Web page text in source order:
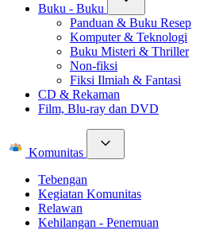
Buku - Buku
Panduan & Buku Resep
Komputer & Teknologi
Buku Misteri & Thriller
Non-fiksi
Fiksi Ilmiah & Fantasi
CD & Rekaman
Film, Blu-ray dan DVD
Komunitas
Tebengan
Kegiatan Komunitas
Relawan
Kehilangan - Penemuan